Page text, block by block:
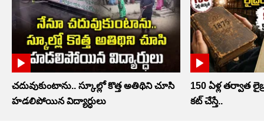
చదువుకుంటాను.. స్కూల్లో కొత్త అతిథిని చూసి
హడలిపోయిన విద్యార్ధులు
150 ఏళ్ల తర్వాత
కట్ చేస్తే..